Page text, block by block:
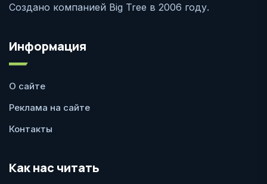
Создано компанией Big Tree в 2006 году.
Информация
О сайте
Реклама на сайте
Контакты
Как нас читать